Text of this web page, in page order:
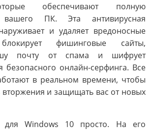
обеспечивают полную
вашего ПК. Эта антивирусная
и удаляет вредоносные
фишинговые сайты,
почту от спама и шифрует
безопасного онлайн-серфинга. Все
в реальном времени, чтобы
вторжения и защищать вас от новых
для Windows 10 просто. На его